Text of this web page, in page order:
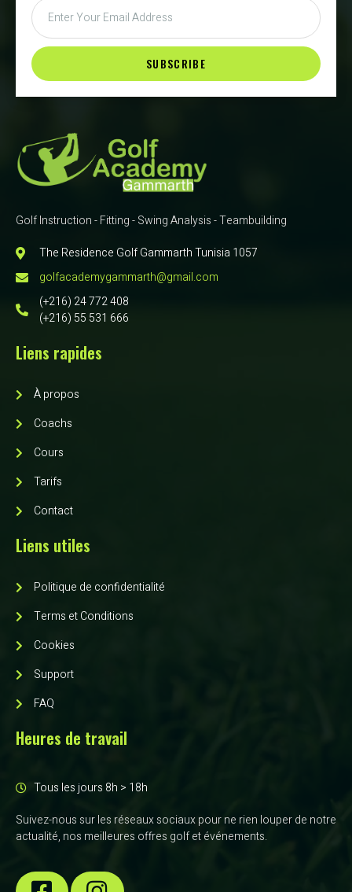
SUBSCRIBE
Golf Instruction - Fitting - Swing Analysis - Teambuilding
The Residence Golf Gammarth Tunisia 1057
golfacademygammarth@gmail.com
(+216) 24 772 408
(+216) 55 531 666
Liens rapides
À propos
Coachs
Cours
Tarifs
Contact
Liens utiles
Politique de confidentialité
Terms et Conditions
Cookies
Support
FAQ
Heures de travail
Tous les jours 8h > 18h
Suivez-nous sur les réseaux sociaux pour ne rien louper de notre
actualité, nos meilleures offres golf et événements.